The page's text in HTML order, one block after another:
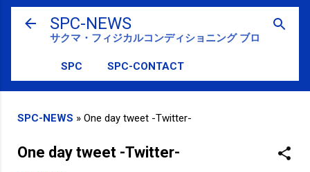
スキップしてメイン コンテンツに移動
SPC-NEWS
サクマ・フィジカルコンディショニング ブログ
SPC SPC-CONTACT
SPC-NEWS » One day tweet -Twitter-
One day tweet -Twitter-